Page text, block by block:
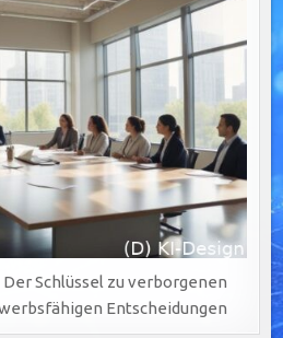
Schlüssel zu verborgenen
Entscheidungen